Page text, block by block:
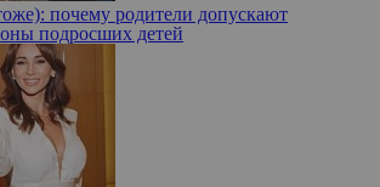
почему родители допускают
подросших детей